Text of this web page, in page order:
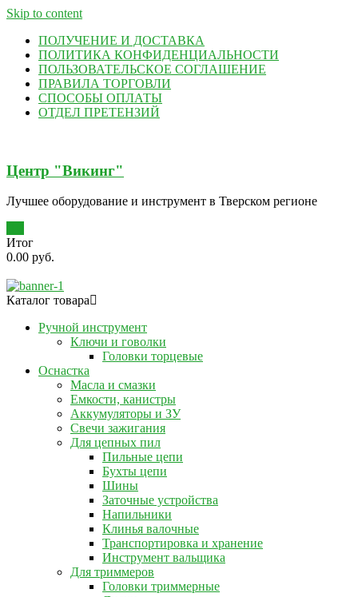
Skip to content
ПОЛУЧЕНИЕ И ДОСТАВКА
ПОЛИТИКА КОНФИДЕНЦИАЛЬНОСТИ
ПОЛЬЗОВАТЕЛЬСКОЕ СОГЛАШЕНИЕ
ПРАВИЛА ТОРГОВЛИ
СПОСОБЫ ОПЛАТЫ
ОТДЕЛ ПРЕТЕНЗИЙ
Центр "Викинг"
Лучшее оборудование и инструмент в Тверском регионе
Итог
0.00 руб.
Каталог товара
Ручной инструмент
Ключи и говолки
Головки торцевые
Оснастка
Масла и смазки
Емкости, канистры
Аккумуляторы и ЗУ
Свечи зажигания
Для цепных пил
Пильные цепи
Бухты цепи
Шины
Заточные устройства
Напильники
Клинья валочные
Транспортировка и хранение
Инструмент вальщика
Для триммеров
Головки триммерные